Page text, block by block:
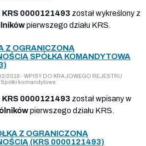
KRS 0000121493 został wykreślony z
pierwszego działu KRS.
Z OGRANICZONĄ
SPÓŁKA KOMANDYTOWA
2016 - WPISY DO KRAJOWEGO REJESTRU
komandytowe
KRS 0000121493 został wpisany w
pierwszego działu KRS.
Z OGRANICZONĄ
(KRS 0000121493)